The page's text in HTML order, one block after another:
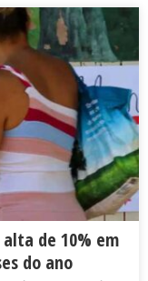
de 10% em
do ano